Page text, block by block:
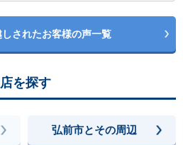
されたお客様の声一覧
を探す
弘前市とその周辺